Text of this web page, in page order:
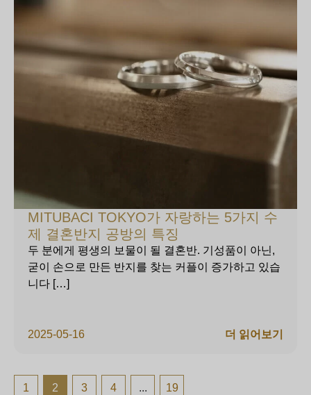
MITUBACI TOKYO가 자랑하는 5가지 수
제 결혼반지 공방의 특징
2025-05-16
두 분에게 평생의 보물이 될 결혼반. 기성품이 아닌,
굳이 손으로 만든 반지를 찾는 커플이 증가하고 있습
니다 […]
더 읽어보기
1 2 3 4 ... 19